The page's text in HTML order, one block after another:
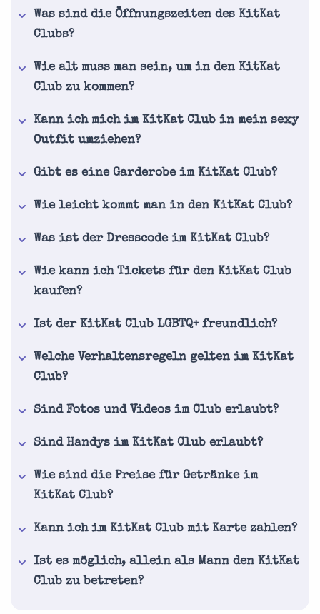
Was sind die Öffnungszeiten des KitKat
Clubs?
Wie alt muss man sein, um in den KitKat
Club zu kommen?
Kann ich mich im KitKat Club in mein sexy
Outfit umziehen?
Gibt es eine Garderobe im KitKat Club?
Wie leicht kommt man in den KitKat Club?
Was ist der Dresscode im KitKat Club?
Wie kann ich Tickets für den KitKat Club
kaufen?
Ist der KitKat Club LGBTQ+ freundlich?
Welche Verhaltensregeln gelten im KitKat
Club?
Sind Fotos und Videos im Club erlaubt?
Sind Handys im KitKat Club erlaubt?
Wie sind die Preise für Getränke im
KitKat Club?
Kann ich im KitKat Club mit Karte zahlen?
Ist es möglich, allein als Mann den KitKat
Club zu betreten?